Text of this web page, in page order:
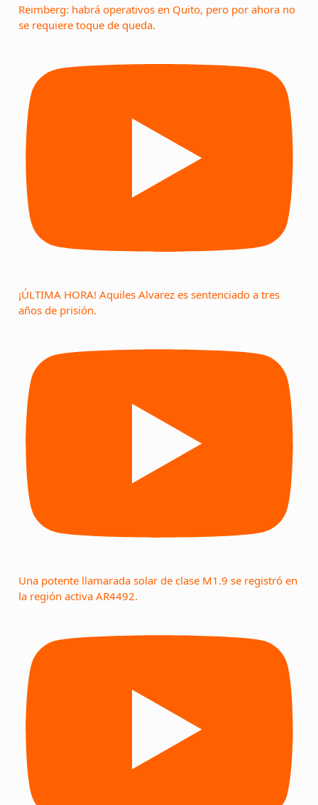
Reimberg: habrá operativos en Quito, pero por ahora no
se requiere toque de queda.
¡ÚLTIMA HORA! Aquiles Alvarez es sentenciado a tres
años de prisión.
Una potente llamarada solar de clase M1.9 se registró en
la región activa AR4492.